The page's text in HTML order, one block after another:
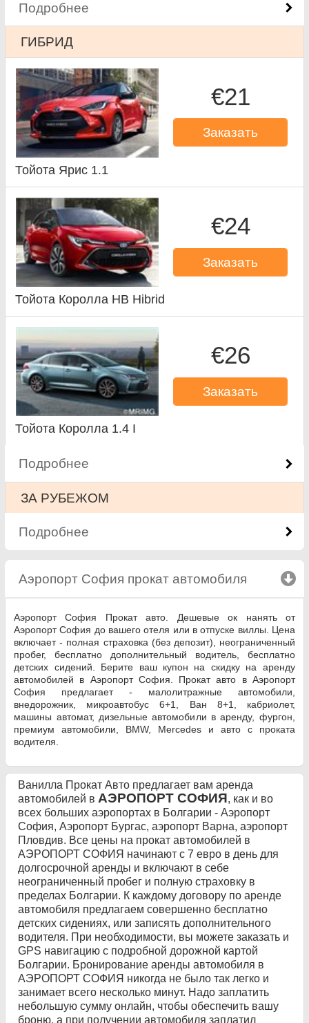
Подробнее
ГИБРИД
€21
Заказать
Тойота Ярис 1.1
€24
Заказать
Тойота Королла HB Hibrid
€26
Заказать
Тойота Королла 1.4 I
Подробнее
ЗА РУБЕЖОМ
Подробнее
Аэропорт София прокат автомобиля click to
Аэропорт София Прокат авто. Дешевые ок нанять от
Аэропорт София до вашего отеля или в отпуске виллы. Цена
включает - полная страховка (без депозит), неограниченный
пробег, бесплатно дополнительный водитель, бесплатно
детских сидений. Берите ваш купон на скидку на аренду
автомобилей в Аэропорт София. Прокат авто в Аэропорт
София предлагает - малолитражные автомобили,
внедорожник, микроавтобус 6+1, Ван 8+1, кабриолет,
машины автомат, дизельные автомобили в аренду, фургон,
премиум автомобили, BMW, Mercedes и авто с проката
водителя.
Ванилла Прокат Авто предлагает вам аренда
автомобилей в АЭРОПОРТ СОФИЯ, как и во
всех больших аэропортах в Болгарии - Аэропорт
София, Аэропорт Бургас, аэропорт Варна, аэропорт
Пловдив. Все цены на прокат автомобилей в
АЭРОПОРТ СОФИЯ начинают с 7 евро в день для
долгосрочной аренды и включают в себе
неограниченный пробег и полную страховку в
пределах Болгарии. К каждому договору по аренде
автомобиля предлагаем совершенно бесплатно
детских сидениях, или записять дополнительного
водителя. При необходимости, вы можете заказать и
GPS навигацию с подробной дорожной картой
Болгарии. Бронирование аренды автомобиля в
АЭРОПОРТ СОФИЯ никогда не было так легко и
занимает всего несколько минут. Надо заплатить
небольшую сумму онлайн, чтобы обеспечить вашу
броню, а при получении автомобиля заплатил